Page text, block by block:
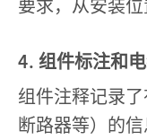
要求，从安装位
4. 组件标注和
组件注释记录了
断路器等）的